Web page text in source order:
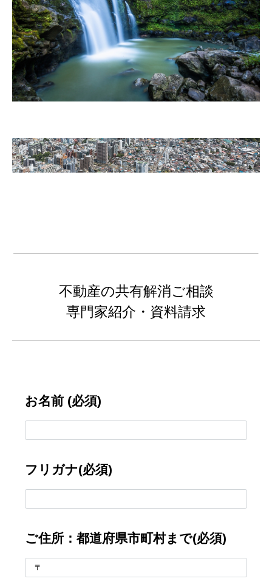
不動産の共有解消ご相談
専門家紹介・資料請求
お名前 (必須)
フリガナ(必須)
ご住所：都道府県市町村まで(必須)